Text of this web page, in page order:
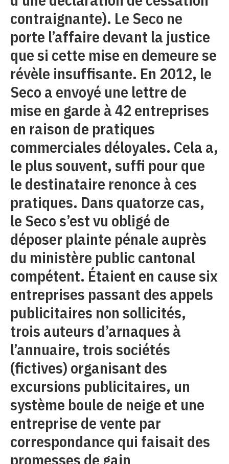
contraignante). Le Seco ne
porte l’affaire devant la justice
que si cette mise en demeure se
révèle insuffisante. En 2012, le
Seco a envoyé une lettre de
mise en garde à 42 entreprises
en raison de pratiques
commerciales déloyales. Cela a,
le plus souvent, suffi pour que
le destinataire renonce à ces
pratiques. Dans quatorze cas,
le Seco s’est vu obligé de
déposer plainte pénale auprès
du ministère public cantonal
compétent. Étaient en cause six
entreprises passant des appels
publicitaires non sollicités,
trois auteurs d’arnaques à
l’annuaire, trois sociétés
(fictives) organisant des
excursions publicitaires, un
système boule de neige et une
entreprise de vente par
correspondance qui faisait des
promesses de gain